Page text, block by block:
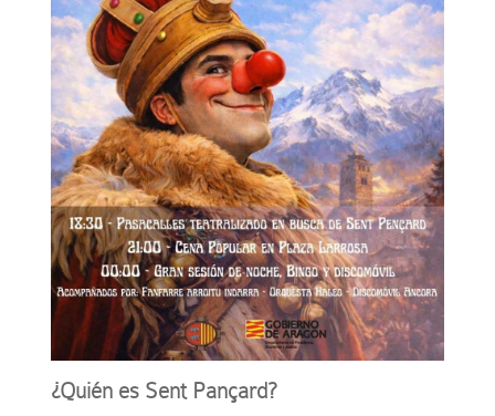
¿Quién es Sent Pançard?